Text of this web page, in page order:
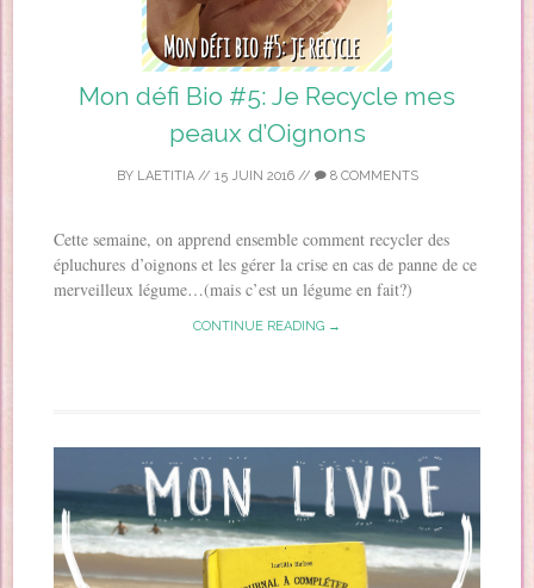
Mon défi Bio #5: Je Recycle mes
peaux d’Oignons
BY LAETITIA// 15 JUIN 2016// 8 COMMENTS
Cette semaine, on apprend ensemble comment recycler des
épluchures d’oignons et les gérer la crise en cas de panne de ce
merveilleux légume…(mais c’est un légume en fait?)
CONTINUE READING →